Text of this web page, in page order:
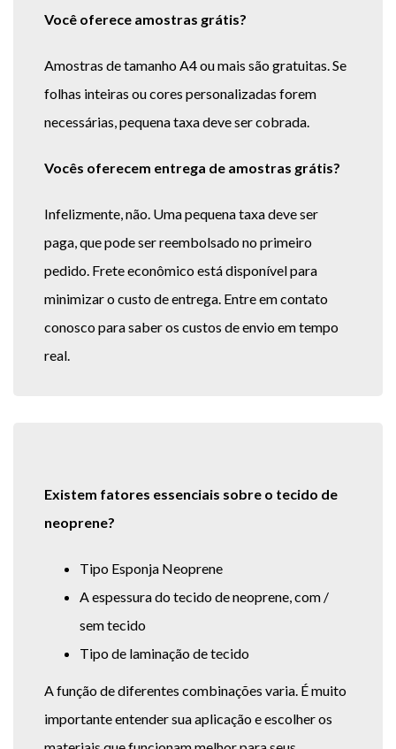
Você oferece amostras grátis?
Amostras de tamanho A4 ou mais são gratuitas. Se
folhas inteiras ou cores personalizadas forem
necessárias, pequena taxa deve ser cobrada.
Vocês oferecem entrega de amostras grátis?
Infelizmente, não. Uma pequena taxa deve ser
paga, que pode ser reembolsado no primeiro
pedido. Frete econômico está disponível para
minimizar o custo de entrega. Entre em contato
conosco para saber os custos de envio em tempo
real.
Existem fatores essenciais sobre o tecido de
neoprene?
Tipo Esponja Neoprene
A espessura do tecido de neoprene, com /
sem tecido
Tipo de laminação de tecido
A função de diferentes combinações varia. É muito
importante entender sua aplicação e escolher os